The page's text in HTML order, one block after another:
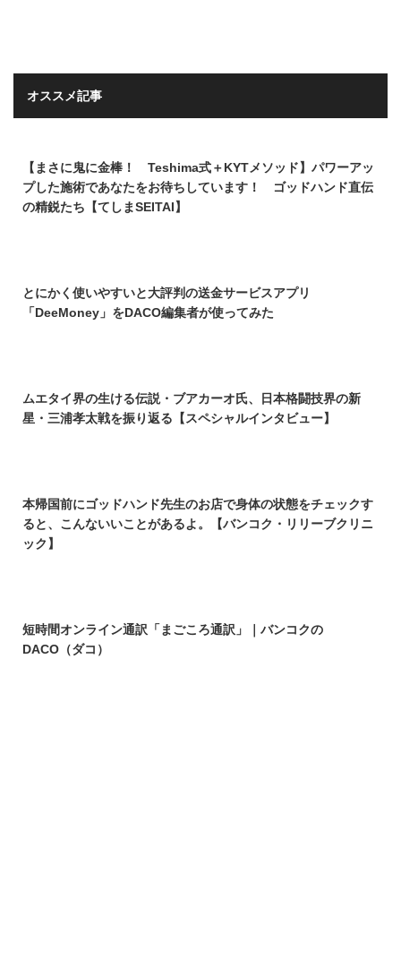
オススメ記事
【まさに鬼に金棒！ Teshima式＋KYTメソッド】パワーアッ
プした施術であなたをお待ちしています！ ゴッドハンド直伝
の精鋭たち【てしまSEITAI】
とにかく使いやすいと大評判の送金サービスアプリ
「DeeMoney」をDACO編集者が使ってみた
ムエタイ界の生ける伝説・ブアカーオ氏、日本格闘技界の新
星・三浦孝太戦を振り返る【スペシャルインタビュー】
本帰国前にゴッドハンド先生のお店で身体の状態をチェックす
ると、こんないいことがあるよ。【バンコク・リリーブクリニ
ック】
短時間オンライン通訳「まごころ通訳」｜バンコクの
DACO（ダコ）